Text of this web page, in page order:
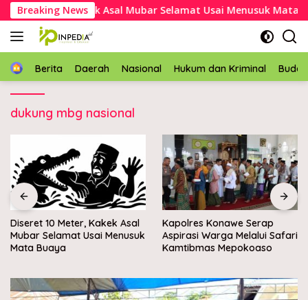
Langsung
ke
konten
Breaking News
10 Meter, Kakek Asal Mubar Selamat Usai Menusuk Mata
HomeBerita Daerah Nasional Hukum dan Kriminal
dukung mbg nasional
Diseret 10 Meter, Kakek Asal
Mubar Selamat Usai Menusuk
Mata Buaya
Kapolres Konawe Serap
Aspirasi Warga Melalui Safari
Kamtibmas Mepokoaso